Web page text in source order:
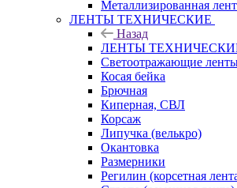
Металлизированная
ЛЕНТЫ ТЕХНИЧЕСКИЕ
Назад
ЛЕНТЫ
Светоотражающие
Косая бейка
Брючная
Киперная, СВЛ
Корсаж
Липучка (велькро)
Окантовка
Размерники
Регилин (корсетная